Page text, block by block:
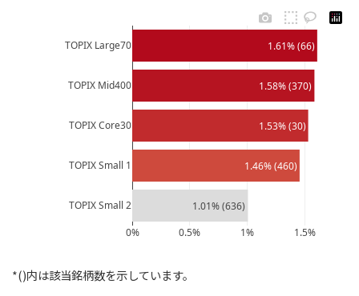
1.01% (636)
1.46% (460)
1.53% (30)
1.58% (370)
1.61% (66)
0% 0.5% 1% 1.5%
TOPIX Small 2
TOPIX Small 1
TOPIX Core30
TOPIX Mid400
TOPIX Large70
*()内は該当銘柄数を示しています。